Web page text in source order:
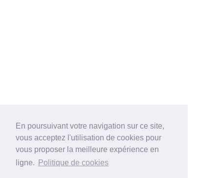
En poursuivant votre navigation sur ce site,
vous acceptez l'utilisation de cookies pour
vous proposer la meilleure expérience en
ligne.
Politique de cookies